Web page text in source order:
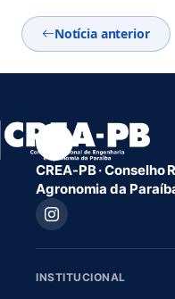
Notícia anterior
CREA-PB · Conselho
Agronomia da
INSTITUCIONAL